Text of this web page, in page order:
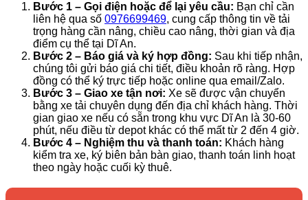
Bước 1 – Gọi điện hoặc để lại yêu cầu: Bạn chỉ cần
liên hệ qua số 0976699469, cung cấp thông tin về tải
trọng hàng cần nâng, chiều cao nâng, thời gian và địa
điểm cụ thể tại Dĩ An.
Bước 2 – Báo giá và ký hợp đồng: Sau khi tiếp nhận,
chúng tôi gửi báo giá chi tiết, điều khoản rõ ràng. Hợp
đồng có thể ký trực tiếp hoặc online qua email/Zalo.
Bước 3 – Giao xe tận nơi: Xe sẽ được vận chuyển
bằng xe tải chuyên dụng đến địa chỉ khách hàng. Thời
gian giao xe nếu có sẵn trong khu vực Dĩ An là 30-60
phút, nếu điều từ depot khác có thể mất từ 2 đến 4 giờ.
Bước 4 – Nghiệm thu và thanh toán: Khách hàng
kiểm tra xe, ký biên bản bàn giao, thanh toán linh hoạt
theo ngày hoặc cuối kỳ thuê.